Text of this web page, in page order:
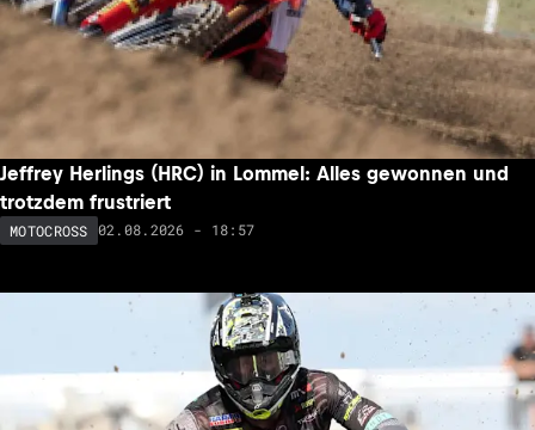
Jeffrey Herlings (HRC) in Lommel: Alles gewonnen und
trotzdem frustriert
MOTOCROSS 02.08.2026 - 18:57